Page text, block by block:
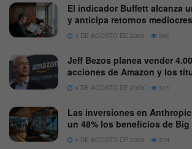
El indicador Buffett alcanza
y anticipa retornos mediocres
3 DE AGOSTO DE 2026 580
Jeff Bezos planea vender
acciones de Amazon y los
4 DE AGOSTO DE 2026 571
Las inversiones en
un 48% los beneficios de Big
4 DE AGOSTO DE 2026 574